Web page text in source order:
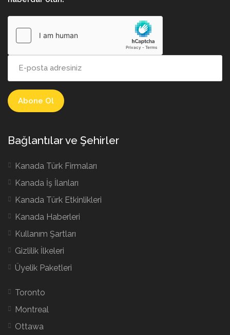
Bağlantılar ve Şehirler
Kanada Türk Firmaları
Kanada İş İlanları
Kanada Türk Etkinlikleri
Kanada Haberleri
Kullanım Şartları
Gizlilik İlkeleri
Üyelik Paketleri
Toronto
Montreal
Ottawa